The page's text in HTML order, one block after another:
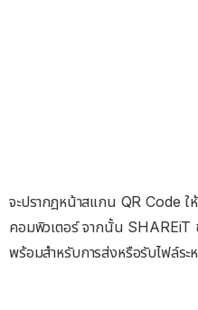
จะปรากฎหน้าสแกน QR Code
คอมพิวเตอร์ จากนั้น
พร้อมสำหรับการส่งหรือรับไฟล์ร